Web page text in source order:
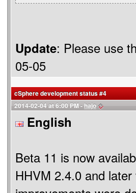
Update: Please use
05-05
cSphere development status #4
2014-02-04 at 6:00 PM - hajo
English
Beta 11 is now
HHVM 2.4.0 and